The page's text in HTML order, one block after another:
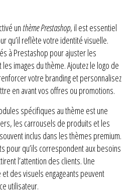
unthème Prestashop, il est essentiel
qu’il reflète votre identité visuelle.
à Prestashop pour ajuster les
images du thème. Ajoutez le logo de
votre branding et personnalisez
en avant vos offres ou promotions.
spécifiques au thème est une
les carrousels de produits et les
inclus dans les thèmes premium.
pour qu’ils correspondent aux besoins
l’attention des clients. Une
des visuels engageants peuvent
utilisateur.